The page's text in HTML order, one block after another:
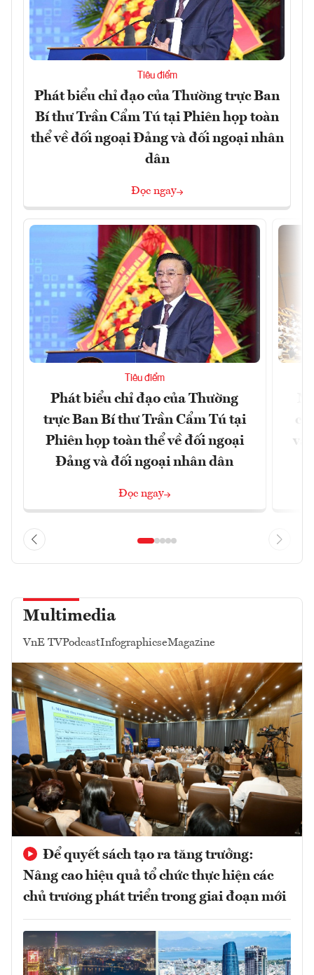
Tiêu điểm
Phát biểu chỉ đạo của Thường trực Ban
Bí thư Trần Cẩm Tú tại Phiên họp toàn
thể về đối ngoại Đảng và đối ngoại nhân
dân
Đọc ngay
Tiêu điểm
Phát biểu chỉ đạo của Thường
trực Ban Bí thư Trần Cẩm Tú tại
Phiên họp toàn thể về đối ngoại
Đảng và đối ngoại nhân dân
Đọc ngay
và
Multimedia
VnE TVPodcastInfographicseMagazine
Để quyết sách tạo ra tăng trưởng:
Nâng cao hiệu quả tổ chức thực hiện các
chủ trương phát triển trong giai đoạn mới